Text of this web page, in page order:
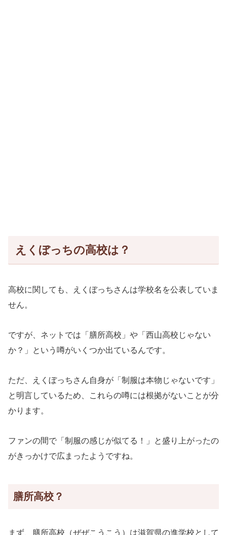
えくぼっちの高校は？
高校に関しても、えくぼっちさんは学校名を公表していま
せん。
ですが、ネットでは「膳所高校」や「西山高校じゃない
か？」という噂がいくつか出ているんです。
ただ、えくぼっちさん自身が「制服は本物じゃないです」
と明言しているため、これらの噂には根拠がないことが分
かります。
ファンの間で「制服の感じが似てる！」と盛り上がったの
がきっかけで広まったようですね。
膳所高校？
まず、膳所高校（ぜぜこうこう）は滋賀県の進学校として